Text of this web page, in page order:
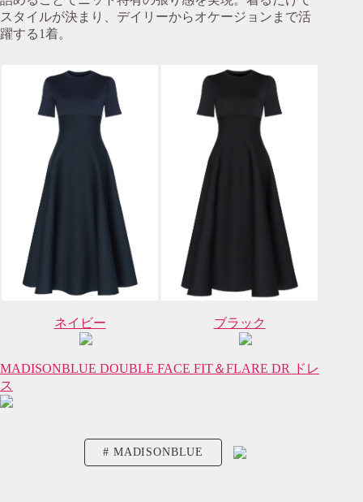
スタイルが決まり、デイリーからオケージョンまで活
躍する1着。
ネイビー ブラック
MADISONBLUE DOUBLE FACE FIT＆FLARE DR ドレ
ス
MADISONBLUE